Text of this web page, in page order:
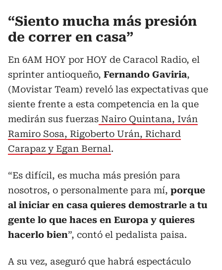
“Siento mucha más presión
de correr en casa”
En 6AM HOY por HOY de Caracol Radio, el
sprinter antioqueño, Fernando Gaviria,
(Movistar Team) reveló las expectativas que
siente frente a esta competencia en la que
medirán sus fuerzas Nairo Quintana, Iván
Ramiro Sosa, Rigoberto Urán, Richard
Carapaz y Egan Bernal.
“Es difícil, es mucha más presión para
nosotros, o personalmente para mí, porque
al iniciar en casa quieres demostrarle a tu
gente lo que haces en Europa y quieres
hacerlo bien”, contó el pedalista paisa.
A su vez, aseguró que habrá espectáculo